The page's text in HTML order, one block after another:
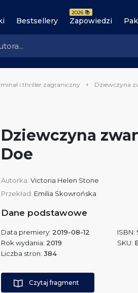
Bestsellery Zapowiedzi
2026 📚
i thriller zagraniczny Dziewczyna
Dziewczyna
Doe
Autorka: Victoria Helen Stone
Przekład: Emilia Skowrońska
Dane podstawowe
Data premiery: 2019-08-12
Rok wydania: 2019
Liczba stron: 384
ISBN:
SKU:
Czytaj fragment